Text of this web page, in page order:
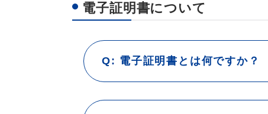
電子証明書について
電子証明書とは何ですか？